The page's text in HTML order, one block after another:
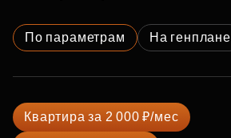
По параметрам На генплане
Квартира за 2 000 ₽/мес